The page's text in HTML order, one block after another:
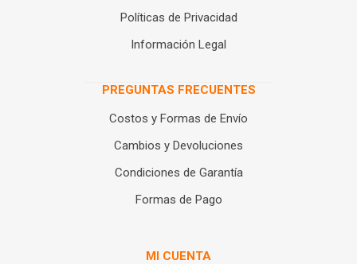
Políticas de Privacidad
Información Legal
PREGUNTAS FRECUENTES
Costos y Formas de Envío
Cambios y Devoluciones
Condiciones de Garantía
Formas de Pago
MI CUENTA